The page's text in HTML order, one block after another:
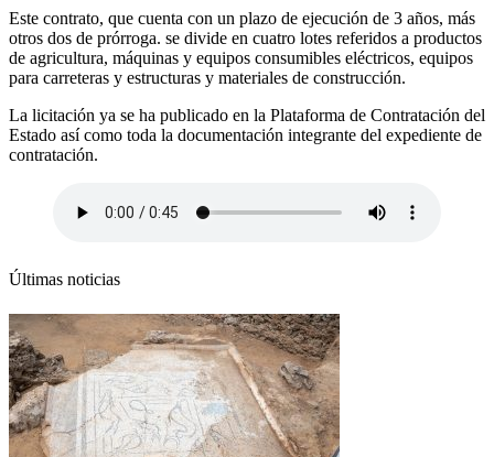
Este contrato, que cuenta con un plazo de ejecución de 3 años, más
otros dos de prórroga. se divide en cuatro lotes referidos a productos
de agricultura, máquinas y equipos consumibles eléctricos, equipos
para carreteras y estructuras y materiales de construcción.
La licitación ya se ha publicado en la Plataforma de Contratación del
Estado así como toda la documentación integrante del expediente de
contratación.
Últimas noticias